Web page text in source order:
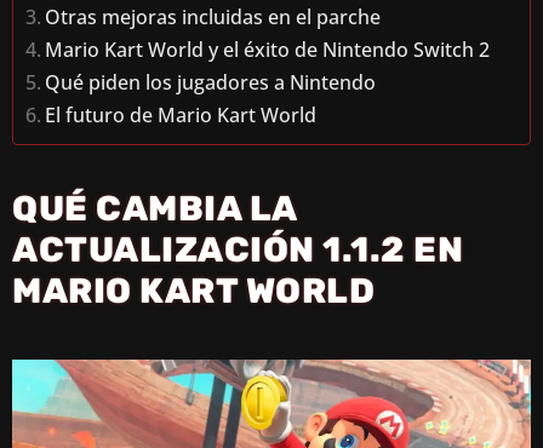
Otras mejoras incluidas en el parche
Mario Kart World y el éxito de Nintendo Switch 2
Qué piden los jugadores a Nintendo
El futuro de Mario Kart World
QUÉ CAMBIA LA
ACTUALIZACIÓN 1.1.2 EN
MARIO KART WORLD